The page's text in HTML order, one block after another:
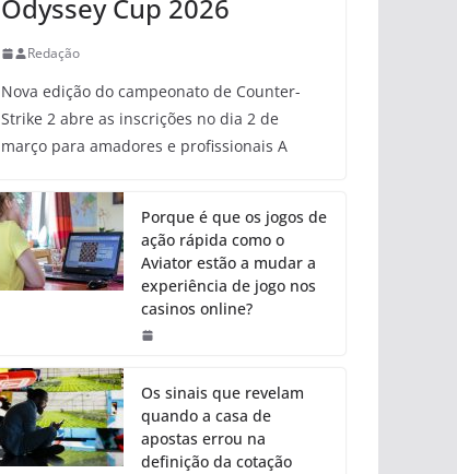
Odyssey Cup 2026
Redação
Nova edição do campeonato de Counter-
Strike 2 abre as inscrições no dia 2 de
março para amadores e profissionais A
Porque é que os jogos de
ação rápida como o
Aviator estão a mudar a
experiência de jogo nos
casinos online?
Os sinais que revelam
quando a casa de
apostas errou na
definição da cotação